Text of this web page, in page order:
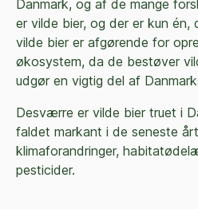
Danmark, og af de mange
er vilde bier, og der er kun én,
vilde bier er afgørende for
økosystem, da de bestøver
udgør en vigtig del af
Desværre er vilde bier truet i
faldet markant i de seneste
klimaforandringer,
pesticider.